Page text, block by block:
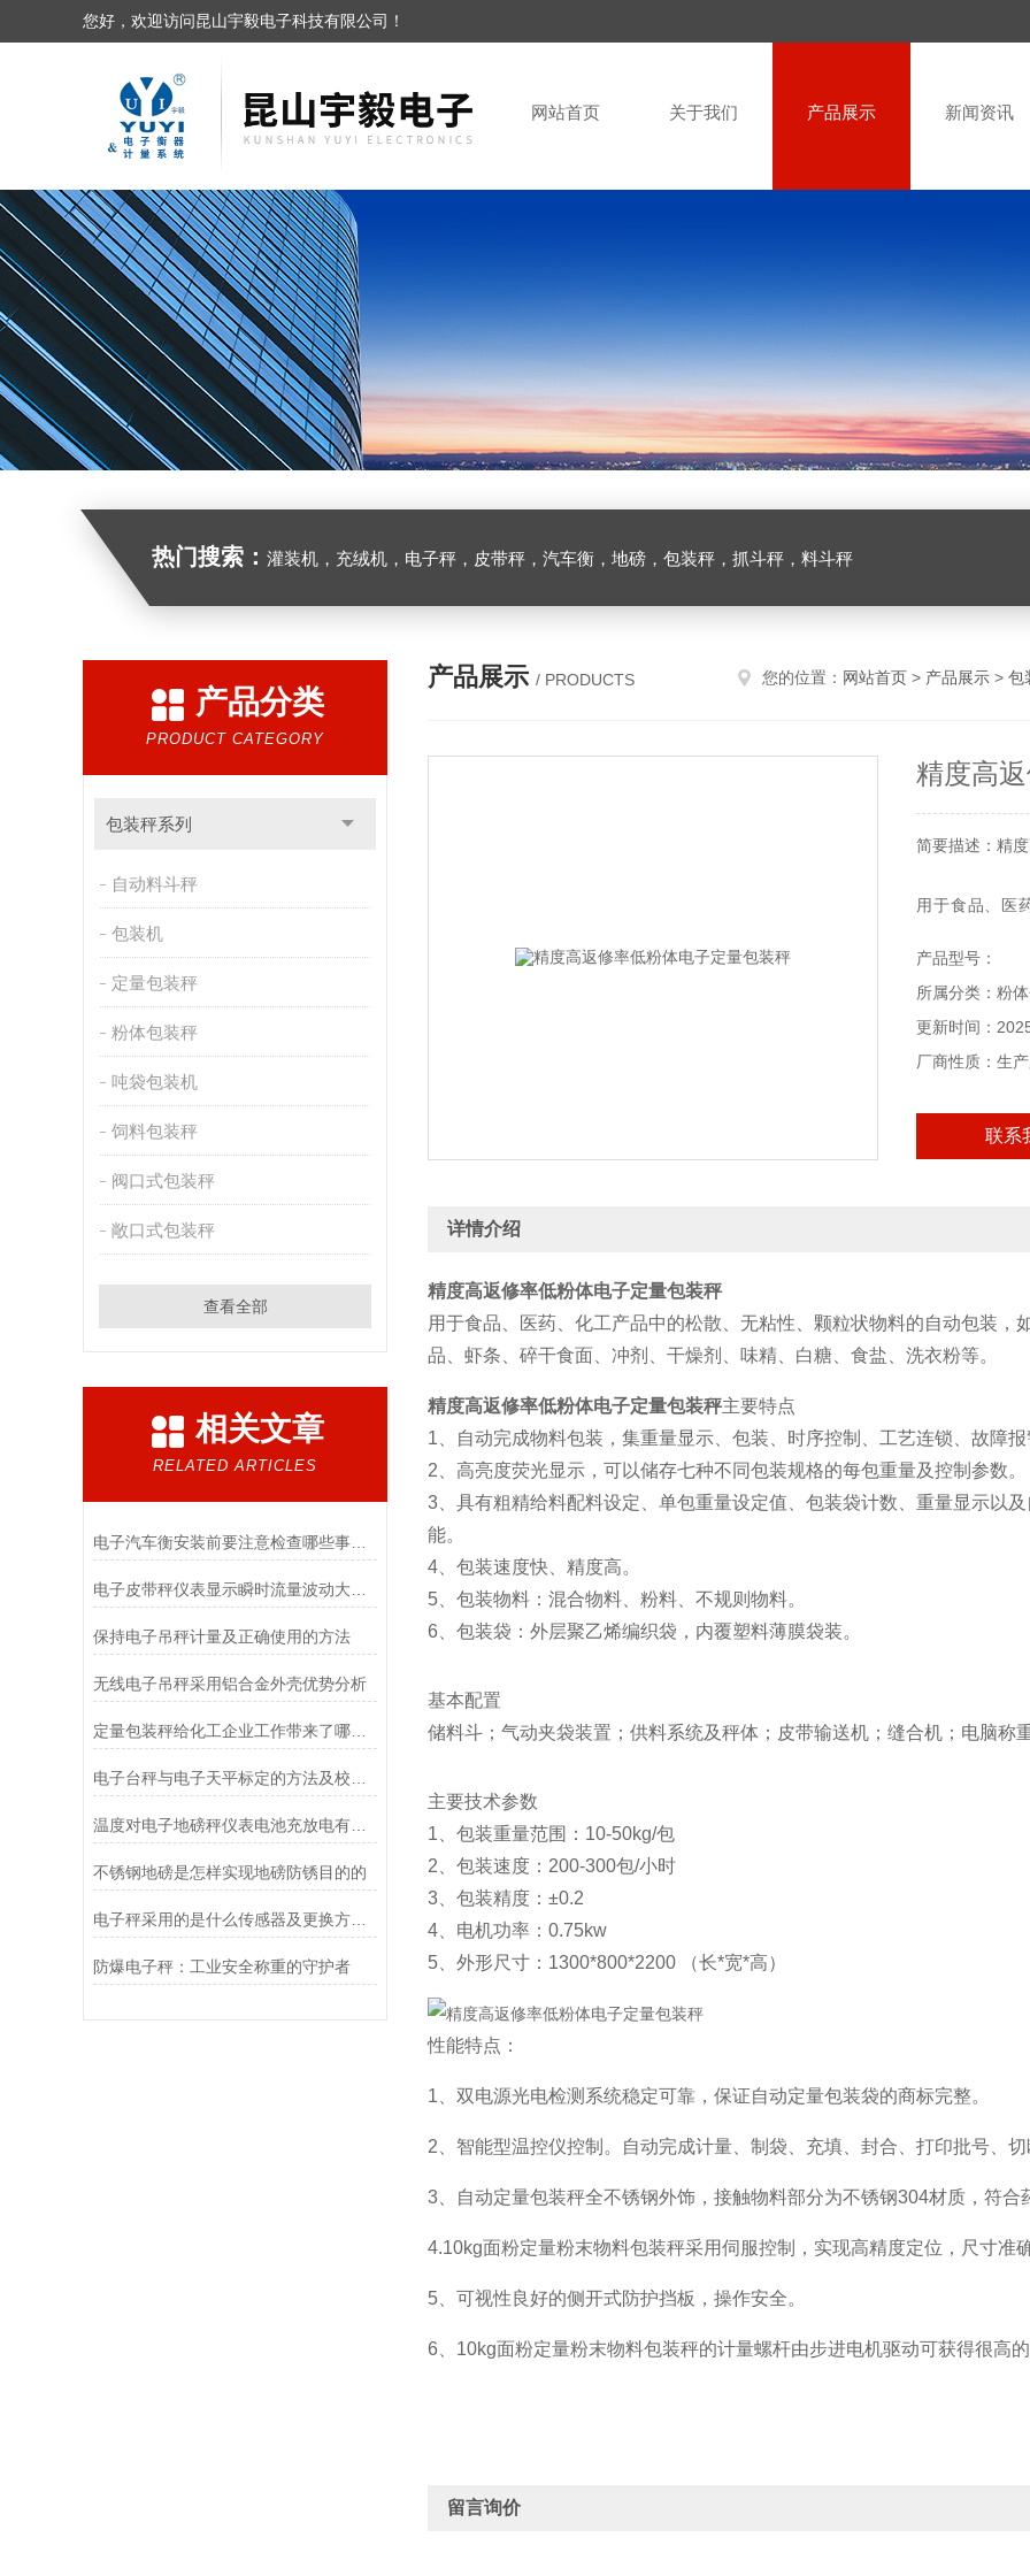
您好，欢迎访问昆山宇毅电子科技有限公司！
网站首页 关于我们 产品展示 新闻资讯
热门搜索： 灌装机，充绒机，电子秤，皮带秤，汽车衡，地磅，包装秤，抓斗秤，料斗秤
产品分类
PRODUCT CATEGORY
包装秤系列
自动料斗秤
包装机
定量包装秤
粉体包装秤
吨袋包装机
饲料包装秤
阀口式包装秤
敞口式包装秤
查看全部
相关文章
RELATED ARTICLES
电子汽车衡安装前要注意检查哪些事项？
保持电子吊秤计量及正确使用的方法
无线电子吊秤采用铝合金外壳优势分析
定量包装秤给化工企业工作带来了哪些便利？
温度对电子地磅秤仪表电池充放电有什么影响？
不锈钢地磅是怎样实现地磅防锈目的的
电子秤采用的是什么传感器及更换方法？
防爆电子秤：工业安全称重的守护者
产品展示 / PRODUCTS 您的位置： 网站首页 > 产品展示 > 包
精度高
简要描述：精
用于食品、医
面、冲剂、干
产品型号：
所属分类：粉
更新时间：
厂商性质：生
联系
详情介绍
精度高返修率低粉体电子定量包装秤
用于食品、医药、化工产品中的松散、无粘性、颗粒状物料的自动包装
品、虾条、碎干食面、冲剂、干燥剂、味精、白糖、食盐、洗衣粉等。
精度高返修率低粉体电子定量包装秤主要特点
1、自动完成物料包装，集重量显示、包装、时序控制、工艺连锁、故障报
2、高亮度荧光显示，可以储存七种不同包装规格的每包重量及控制参数。
3、具有粗精给料配料设定、单包重量设定值、包装袋计数、重量显示以
能。
4、包装速度快、精度高。
5、包装物料：混合物料、粉料、不规则物料。
6、包装袋：外层聚乙烯编织袋，内覆塑料薄膜袋装。
基本配置
储料斗；气动夹袋装置；供料系统及秤体；皮带输送机；缝合机；电脑称
主要技术参数
1、包装重量范围：10-50kg/包
2、包装速度：200-300包/小时
3、包装精度：±0.2
4、电机功率：0.75kw
5、外形尺寸：1300*800*2200 （长*宽*高）
性能特点：
1、双电源光电检测系统稳定可靠，保证自动定量包装袋的商标完整。
2、智能型温控仪控制。自动完成计量、制袋、充填、封合、打印批号、切
3、自动定量包装秤全不锈钢外饰，接触物料部分为不锈钢304材质，符合
4.10kg面粉定量粉末物料包装秤采用伺服控制，实现高精度定位，尺寸准确
5、可视性良好的侧开式防护挡板，操作安全。
6、10kg面粉定量粉末物料包装秤的计量螺杆由步进电机驱动可获得很高的
留言询价